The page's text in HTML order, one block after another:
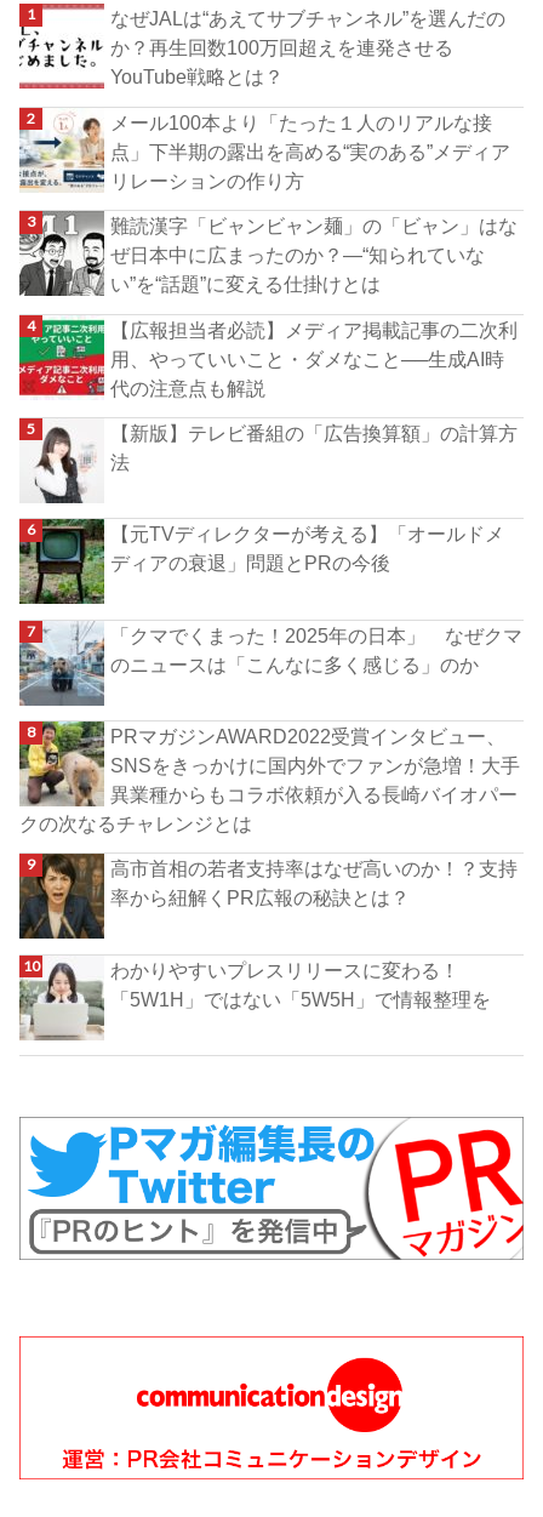
なぜJALは“あえてサブチャンネル”を選んだの
か？再生回数100万回超えを連発させる
YouTube戦略とは？
メール100本より「たった１人のリアルな接
点」下半期の露出を高める“実のある”メディア
リレーションの作り方
難読漢字「ビャンビャン麺」の「ビャン」はな
ぜ日本中に広まったのか？―“知られていな
い”を“話題”に変える仕掛けとは
【広報担当者必読】メディア掲載記事の二次利
用、やっていいこと・ダメなこと──生成AI時
代の注意点も解説
【新版】テレビ番組の「広告換算額」の計算方
法
【元TVディレクターが考える】「オールドメ
ディアの衰退」問題とPRの今後
「クマでくまった！2025年の日本」 なぜクマ
のニュースは「こんなに多く感じる」のか
PRマガジンAWARD2022受賞インタビュー、
SNSをきっかけに国内外でファンが急増！大手
異業種からもコラボ依頼が入る長崎バイオパー
クの次なるチャレンジとは
高市首相の若者支持率はなぜ高いのか！？支持
率から紐解くPR広報の秘訣とは？
わかりやすいプレスリリースに変わる！
「5W1H」ではない「5W5H」で情報整理を